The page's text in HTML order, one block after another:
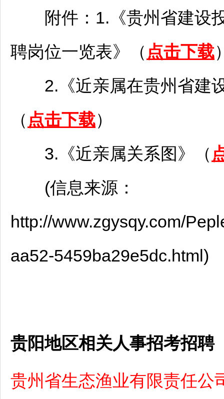
附件：1.《贵州省建设投
聘岗位一览表》（ 点击下载
2.《近亲属在贵州省建设
（ 点击下载）
3.《近亲属关系图》（
(信息来源：
http://www.zgysqy.com/
aa52-5459ba29e5dc.html)
贵阳地区相关人事招考招聘
贵州省生态渔业有限责任公